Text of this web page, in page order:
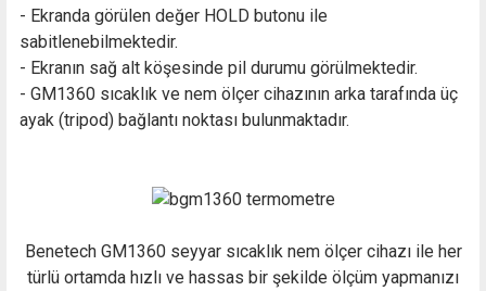
- Ekranda görülen değer HOLD butonu ile
sabitlenebilmektedir.
- Ekranın sağ alt köşesinde pil durumu görülmektedir.
- GM1360 sıcaklık ve nem ölçer cihazının arka tarafında üç
ayak (tripod) bağlantı noktası bulunmaktadır.
Benetech GM1360 seyyar sıcaklık nem ölçer cihazı ile her
türlü ortamda hızlı ve hassas bir şekilde ölçüm yapmanızı